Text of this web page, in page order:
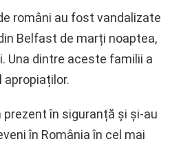
români au fost vandalizate
Belfast de marți noaptea,
Una dintre aceste familii a
în siguranță și și-au
în România în cel mai